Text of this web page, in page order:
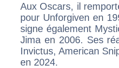
Aux Oscars, il
pour Unforgiven en
signe également
Jima en 2006. Ses
Invictus, American
en 2024.